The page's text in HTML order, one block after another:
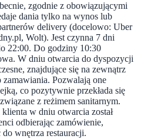
zgodnie z obowiązującymi
dania tylko na wynos lub
delivery (docelowo: Uber
Wolt). Jest czynna 7 dni
22:00. Do godziny 10:30
W dniu otwarcia do dyspozycji
znajdujące się na zewnątrz
Pozwalają one
co pozytywnie przekłada się
z reżimem sanitarnym.
w dniu otwarcia został
odbierając zamówienie,
wnętrza restauracji.